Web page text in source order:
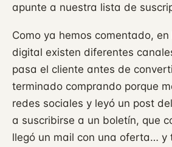
apunte a nuestra lista de
Como ya hemos comentado,
digital existen diferentes
pasa el cliente antes de
terminado comprando porque
redes sociales y leyó un post
a suscribirse a un boletín, que
llegó un mail con una oferta… y